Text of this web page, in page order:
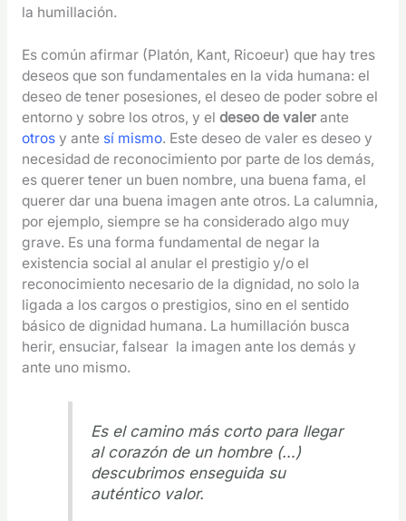
la humillación.
Es común afirmar (Platón, Kant, Ricoeur) que hay tres
deseos que son fundamentales en la vida humana: el
deseo de tener posesiones, el deseo de poder sobre el
entorno y sobre los otros, y el deseo de valerante
otros y ante sí mismo. Este deseo de valer es deseo y
necesidad de reconocimiento por parte de los demás,
es querer tener un buen nombre, una buena fama, el
querer dar una buena imagen ante otros. La calumnia,
por ejemplo, siempre se ha considerado algo muy
grave. Es una forma fundamental de negar la
existencia social al anular el prestigio y/o el
reconocimiento necesario de la dignidad, no solo la
ligada a los cargos o prestigios, sino en el sentido
básico de dignidad humana. La humillación busca
herir, ensuciar, falsear la imagen ante los demás y
ante uno mismo.
Es el camino más corto para llegar
al corazón de un hombre (…)
descubrimos enseguida su
auténtico valor.